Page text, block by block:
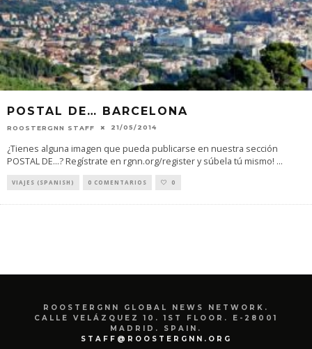
POSTAL DE… BARCELONA
ROOSTERGNN STAFF 21/05/2014
¿Tienes alguna imagen que pueda publicarse en nuestra sección
POSTAL DE…? Regístrate en rgnn.org/register y súbela tú mismo! ...
VIAJES (SPANISH) 0 COMENTARIOS 0
ROOSTERGNN GLOBAL NEWS NETWORK.
CALLE VELÁZQUEZ 10. 1ST FLOOR. E-28001
MADRID. SPAIN.
STAFF@ROOSTERGNN.ORG